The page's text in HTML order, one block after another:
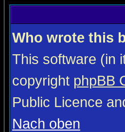
Who wrote this
This software (in
copyright phpBB
Public Licence
Nach oben